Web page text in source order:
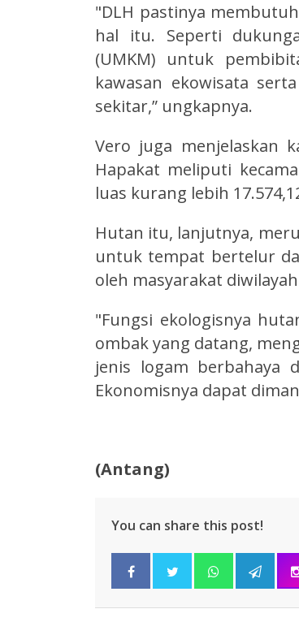
"DLH pastinya
hal itu. Seperti
(UMKM) untuk
kawasan ekowisata
sekitar,” ungkapnya.
Vero juga menjelaskan
Hapakat meliputi
luas kurang lebih
Hutan itu, lanjutnya,
untuk tempat bertelur
oleh masyarakat
"Fungsi ekologisnya
ombak yang datang,
jenis logam berbahaya
Ekonomisnya dapat
(Antang)
You can share this post!